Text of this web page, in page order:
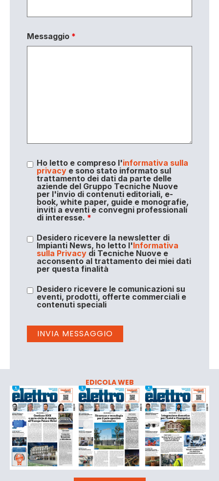
Messaggio *
Ho letto e compreso l'informativa sulla
privacye sono stato informato sul
trattamento dei dati da parte delle
aziende del Gruppo Tecniche Nuove
per l'invio di contenuti editoriali, e-
book, white paper, guide e monografie,
inviti a eventi e convegni professionali
di interesse. *
Desidero ricevere la newsletter di
Impianti News, ho letto l'Informativa
sulla Privacydi Tecniche Nuove e
acconsento al trattamento dei miei dati
per questa finalità
Desidero ricevere le comunicazioni su
eventi, prodotti, offerte commerciali e
contenuti speciali
EDICOLA WEB